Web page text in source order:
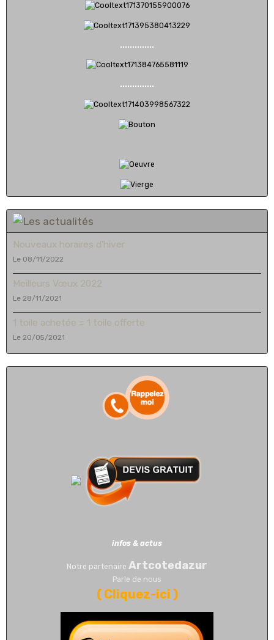
..............
..............
Nouveaux horaires d'hiver
Le 08/11/2022
Meilleurs Vœux 2022
Le 28/11/2021
1 toile achetée = 1 toile offerte
Le 20/05/2021
infos & actus
Notre partenaire Artcotedazur
Parle de nous
( Cliquez-ici )